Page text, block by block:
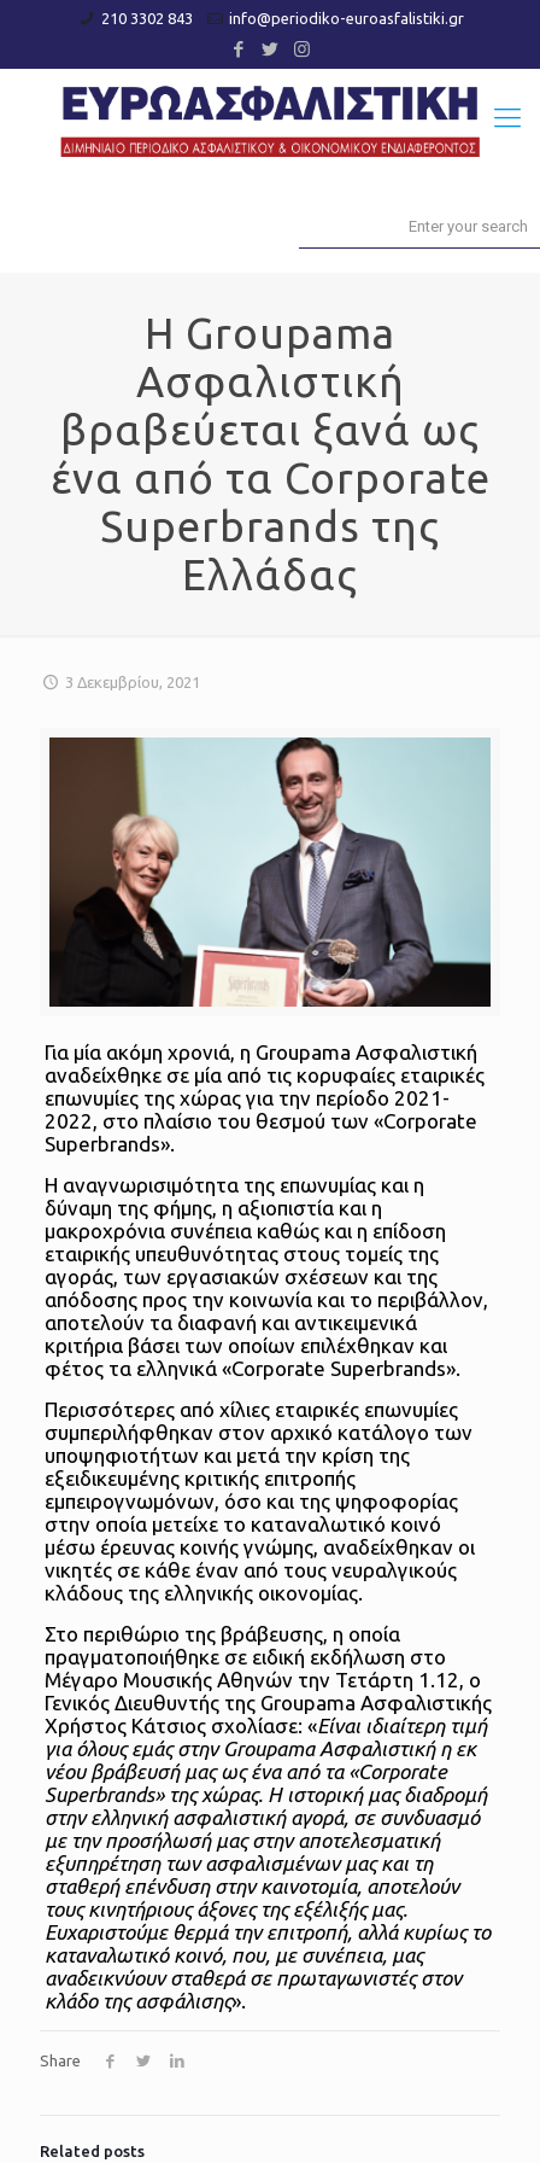
210 3302 843 info@periodiko-euroasfalistiki.gr
H Groupama
Ασφαλιστική
βραβεύεται ξανά ως
ένα από τα Corporate
Superbrands της
Ελλάδας
3 Δεκεμβρίου, 2021
Για μία ακόμη χρονιά, η Groupama Ασφαλιστική
αναδείχθηκε σε μία από τις κορυφαίες εταιρικές
επωνυμίες της χώρας για την περίοδο 2021-
2022, στο πλαίσιο του θεσμού των «Corporate
Superbrands».
Η αναγνωρισιμότητα της επωνυμίας και η
δύναμη της φήμης, η αξιοπιστία και η
μακροχρόνια συνέπεια καθώς και η επίδοση
εταιρικής υπευθυνότητας στους τομείς της
αγοράς, των εργασιακών σχέσεων και της
απόδοσης προς την κοινωνία και το περιβάλλον,
αποτελούν τα διαφανή και αντικειμενικά
κριτήρια βάσει των οποίων επιλέχθηκαν και
φέτος τα ελληνικά «Corporate Superbrands».
Περισσότερες από χίλιες εταιρικές επωνυμίες
συμπεριλήφθηκαν στον αρχικό κατάλογο των
υποψηφιοτήτων και μετά την κρίση της
εξειδικευμένης κριτικής επιτροπής
εμπειρογνωμόνων, όσο και της ψηφοφορίας
στην οποία μετείχε το καταναλωτικό κοινό
μέσω έρευνας κοινής γνώμης, αναδείχθηκαν οι
νικητές σε κάθε έναν από τους νευραλγικούς
κλάδους της ελληνικής οικονομίας.
Στο περιθώριο της βράβευσης, η οποία
πραγματοποιήθηκε σε ειδική εκδήλωση στο
Μέγαρο Μουσικής Αθηνών την Τετάρτη 1.12, ο
Γενικός Διευθυντής της Groupama Ασφαλιστικής
Χρήστος Κάτσιος σχολίασε: «Είναι ιδιαίτερη τιμή
για όλους εμάς στην Groupama Ασφαλιστική η εκ
νέου βράβευσή μας ως ένα από τα «Corporate
Superbrands» της χώρας. Η ιστορική μας διαδρομή
στην ελληνική ασφαλιστική αγορά, σε συνδυασμό
με την προσήλωσή μας στην αποτελεσματική
εξυπηρέτηση των ασφαλισμένων μας και τη
σταθερή επένδυση στην καινοτομία, αποτελούν
τους κινητήριους άξονες της εξέλιξής μας.
Ευχαριστούμε θερμά την επιτροπή, αλλά κυρίως το
καταναλωτικό κοινό, που, με συνέπεια, μας
αναδεικνύουν σταθερά σε πρωταγωνιστές στον
κλάδο της ασφάλισης».
Share
Related posts